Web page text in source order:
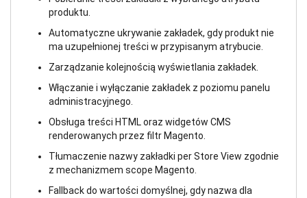
produktu.
Automatyczne ukrywanie zakładek, gdy produkt nie
ma uzupełnionej treści w przypisanym atrybucie.
Zarządzanie kolejnością wyświetlania zakładek.
Włączanie i wyłączanie zakładek z poziomu panelu
administracyjnego.
Obsługa treści HTML oraz widgetów CMS
renderowanych przez filtr Magento.
Tłumaczenie nazwy zakładki per Store View zgodnie
z mechanizmem scope Magento.
Fallback do wartości domyślnej, gdy nazwa dla